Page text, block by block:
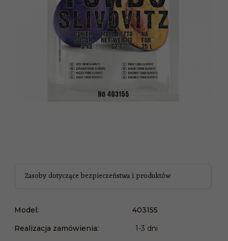
Zasoby dotyczące bezpieczeństwa i produktów
Model:
403155
Realizacja zamówienia:
1-3 dni